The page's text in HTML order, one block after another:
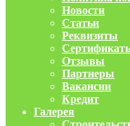
Новости
Статьи
Реквизиты
Отзывы
Партнеры
Вакансии
Кредит
Галерея